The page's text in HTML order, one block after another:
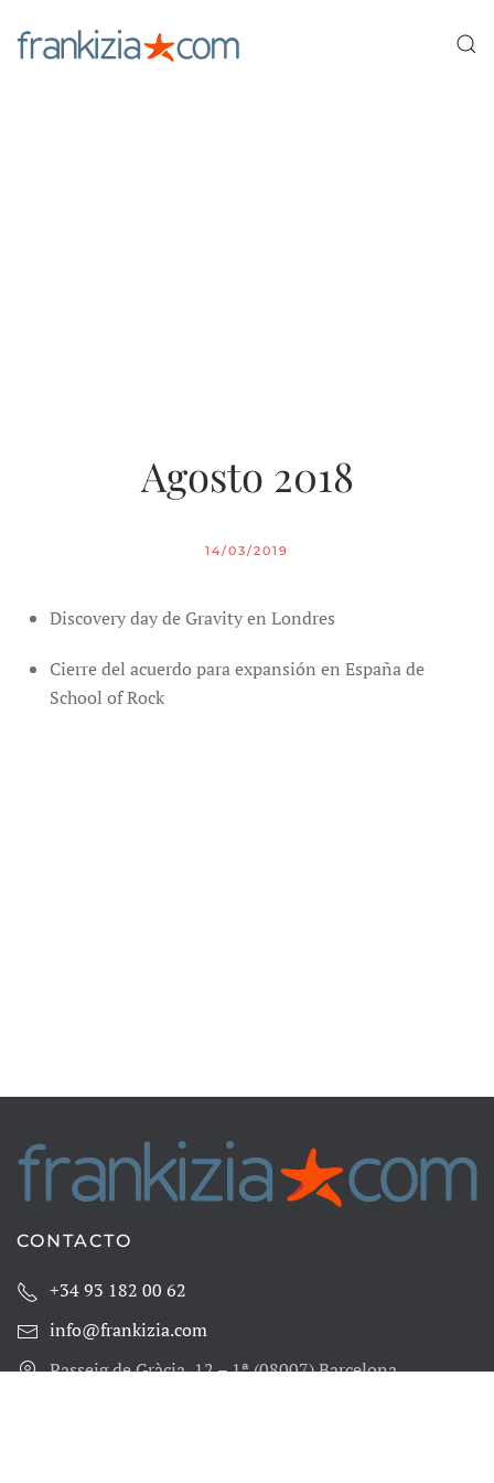
Ir al contenido principal
Agosto 2018
14/03/2019
Discovery day de Gravity en Londres
Cierre del acuerdo para expansión en España de
School of Rock
CONTACTO
+34 93 182 00 62
info@frankizia.com
Passeig de Gràcia, 12 – 1ª (08007) Barcelona